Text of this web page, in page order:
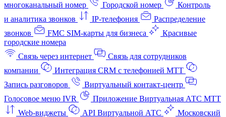
многоканальный номер
Городской номер
Контроль
и аналитика звонков
IP-телефония
Распределение
звонков
FMC SIM-карты для бизнеса
Красивые
городские номера
Связь через интернет
Связь для сотрудников
компании
Интеграция CRM с телефонией МТТ
Запись разговоров
Виртуальный контакт‑центр
Голосовое меню IVR
Приложение Виртуальная АТС МТТ
Web-виджеты
API Виртуальной АТС
Московский